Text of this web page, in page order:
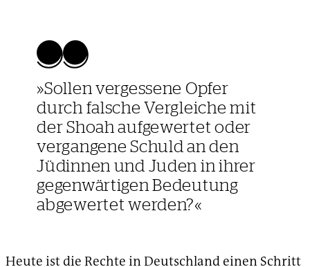
»Sollen vergessene Opfer
durch falsche Vergleiche mit
der Shoah aufgewertet oder
vergangene Schuld an den
Jüdinnen und Juden in ihrer
gegenwärtigen Bedeutung
abgewertet werden?«
Heute ist die Rechte in Deutschland einen Schritt